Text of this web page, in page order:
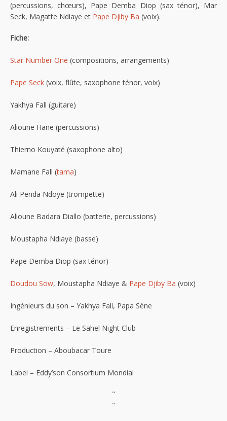
(percussions, chœurs), Pape Demba Diop (sax ténor), Mar
Seck, Magatte Ndiaye et Pape Djiby Ba (voix).
Fiche:
Star Number One (compositions, arrangements)
Pape Seck (voix, flûte, saxophone ténor, voix)
Yakhya Fall (guitare)
Alioune Hane (percussions)
Thierno Kouyaté (saxophone alto)
Mamane Fall (tama)
Ali Penda Ndoye (trompette)
Alioune Badara Diallo (batterie, percussions)
Moustapha Ndiaye (basse)
Pape Demba Diop (sax ténor)
Doudou Sow, Moustapha Ndiaye & Pape Djiby Ba (voix)
Ingénieurs du son – Yakhya Fall, Papa Sène
Enregistrements – Le Sahel Night Club
Production – Aboubacar Toure
Label – Eddy’son Consortium Mondial
"
"